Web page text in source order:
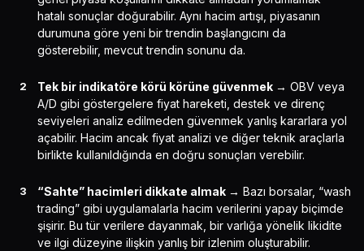
hatalı sonuçlar doğurabilir. Aynı hacim artışı, piyasanın
durumuna göre yeni bir trendin başlangıcını da
gösterebilir, mevcut trendin sonunu da.
Tek bir indikatöre körü körüne güvenmek → OBV veya
A/D gibi göstergelere fiyat hareketi, destek ve direnç
seviyeleri analiz edilmeden güvenmek yanlış kararlara yol
açabilir. Hacim ancak fiyat analizi ve diğer teknik araçlarla
birlikte kullanıldığında en doğru sonuçları verebilir.
“Sahte” hacimleri dikkate almak → Bazı borsalar, “wash
trading” gibi uygulamalarla hacim verilerini yapay biçimde
şişirir. Bu tür verilere dayanmak, bir varlığa yönelik likidite
ve ilgi düzeyine ilişkin yanlış bir izlenim oluşturabilir.